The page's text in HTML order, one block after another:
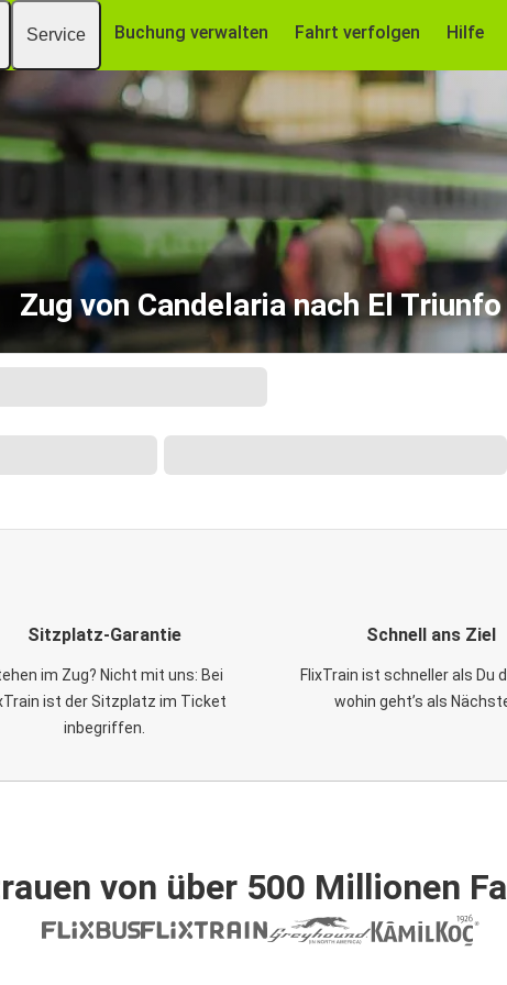
Service Buchung verwalten Fahrt verfolgen Hilfe
Zug von Candelaria nach El Triunfo
Sitzplatz-Garantie
im Zug? Nicht mit uns: Bei
ist der Sitzplatz im Ticket
inbegriffen.
Schnell ans Ziel
FlixTrain ist schneller als Du
wohin geht’s als
von über 500 Millionen